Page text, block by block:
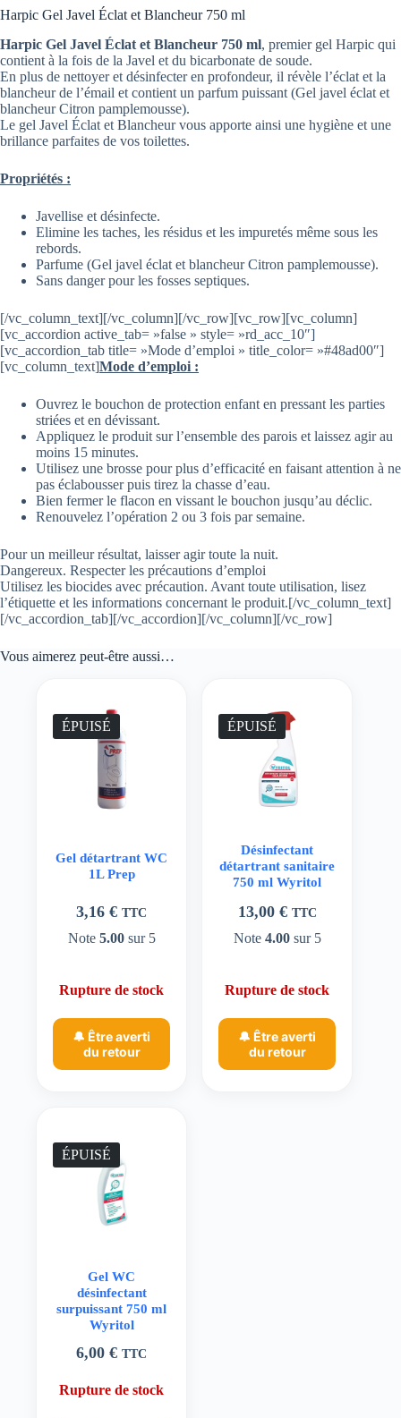
Harpic Gel Javel Éclat et Blancheur 750 ml
Harpic Gel Javel Éclat et Blancheur 750 ml, premier gel Harpic qui
contient à la fois de la Javel et du bicarbonate de soude.
En plus de nettoyer et désinfecter en profondeur, il révèle l’éclat et la
blancheur de l’émail et contient un parfum puissant (Gel javel éclat et
blancheur Citron pamplemousse).
Le gel Javel Éclat et Blancheur vous apporte ainsi une hygiène et une
brillance parfaites de vos toilettes.
Propriétés :
Javellise et désinfecte.
Elimine les taches, les résidus et les impuretés même sous les
rebords.
Parfume (Gel javel éclat et blancheur Citron pamplemousse).
Sans danger pour les fosses septiques.
[/vc_column_text][/vc_column][/vc_row][vc_row][vc_column]
[vc_accordion active_tab= »false » style= »rd_acc_10″]
[vc_accordion_tab title= »Mode d’emploi » title_color= »#48ad00″]
[vc_column_text]Mode d’emploi :
Ouvrez le bouchon de protection enfant en pressant les parties
striées et en dévissant.
Appliquez le produit sur l’ensemble des parois et laissez agir au
moins 15 minutes.
Utilisez une brosse pour plus d’efficacité en faisant attention à ne
pas éclabousser puis tirez la chasse d’eau.
Bien fermer le flacon en vissant le bouchon jusqu’au déclic.
Renouvelez l’opération 2 ou 3 fois par semaine.
Pour un meilleur résultat, laisser agir toute la nuit.
Dangereux. Respecter les précautions d’emploi
Utilisez les biocides avec précaution. Avant toute utilisation, lisez
l’étiquette et les informations concernant le produit.[/vc_column_text]
[/vc_accordion_tab][/vc_accordion][/vc_column][/vc_row]
Vous aimerez peut-être aussi…
ÉPUISÉ
Gel détartrant WC
1L Prep
3,16€ TTC
Note 5.00sur 5
Rupture de stock
🔔 Être averti
du retour
ÉPUISÉ
Désinfectant
détartrant sanitaire
750 ml Wyritol
13,00 € TTC
Note 4.00sur 5
Rupture de stock
🔔 Être averti
du retour
ÉPUISÉ
Gel WC
désinfectant
surpuissant 750 ml
Wyritol
6,00€ TTC
Rupture de stock